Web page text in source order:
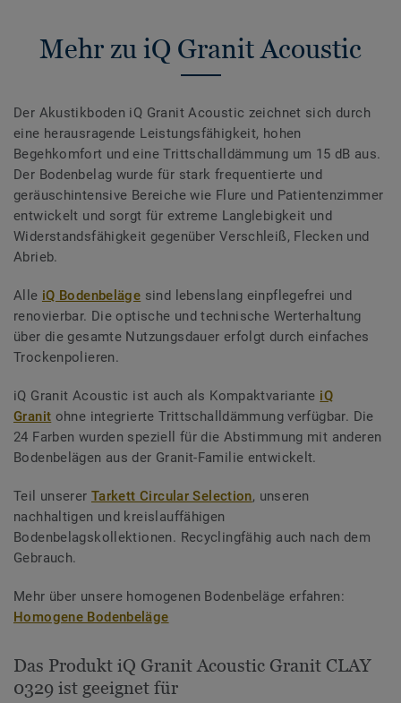
Mehr zu iQ Granit Acoustic
Der Akustikboden iQ Granit Acoustic zeichnet sich durch
eine herausragende Leistungsfähigkeit, hohen
Begehkomfort und eine Trittschalldämmung um 15 dB aus.
Der Bodenbelag wurde für stark frequentierte und
geräuschintensive Bereiche wie Flure und Patientenzimmer
entwickelt und sorgt für extreme Langlebigkeit und
Widerstandsfähigkeit gegenüber Verschleiß, Flecken und
Abrieb.
Alle iQ Bodenbeläge sind lebenslang einpflegefrei und
renovierbar. Die optische und technische Werterhaltung
über die gesamte Nutzungsdauer erfolgt durch einfaches
Trockenpolieren.
iQ Granit Acoustic ist auch als Kompaktvariante iQ
Granit ohne integrierte Trittschalldämmung verfügbar. Die
24 Farben wurden speziell für die Abstimmung mit anderen
Bodenbelägen aus der Granit-Familie entwickelt.
Teil unserer Tarkett Circular Selection, unseren
nachhaltigen und kreislauffähigen
Bodenbelagskollektionen. Recyclingfähig auch nach dem
Gebrauch.
Mehr über unsere homogenen Bodenbeläge erfahren:
Homogene Bodenbeläge
Das Produkt iQ Granit Acoustic Granit CLAY
0329 ist geeignet für